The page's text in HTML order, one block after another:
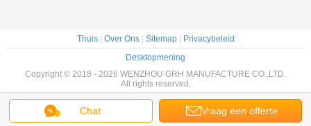
Chat Vraag een offerte
Thuis| Over Ons| Sitemap|
Privacybeleid
Desktopmening
Copyright © 2018 - 2026 WENZHOU GRH MANUFACTURE CO.,LTD.
All rights reserved.